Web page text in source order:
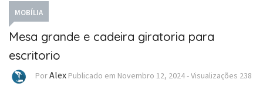
MOBÍLIA
Mesa grande e cadeira giratoria para
escritorio
PorAlex Publicado em Novembro 12, 2024-Visualizações 238